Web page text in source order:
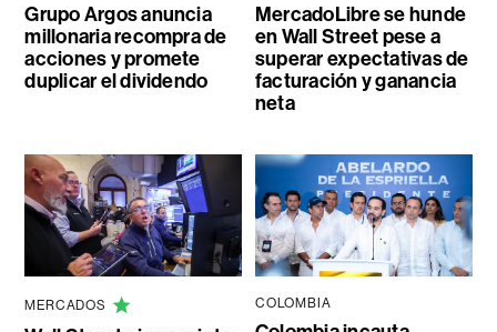
Grupo Argos anuncia
millonaria recompra de
acciones y promete
duplicar el dividendo
MercadoLibre se hunde
en Wall Street pese a
superar expectativas de
facturación y ganancia
neta
MERCADOS COLOMBIA